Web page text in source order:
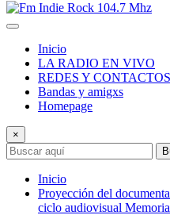
Inicio
LA RADIO EN VIVO
REDES Y CONTACTOS
Bandas y amigxs
Homepage
×
Inicio
Proyección del
ciclo audiovisual